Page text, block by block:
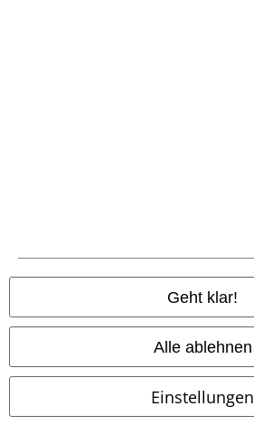
Geht klar!
Alle ablehnen
Einstellungen
Versender